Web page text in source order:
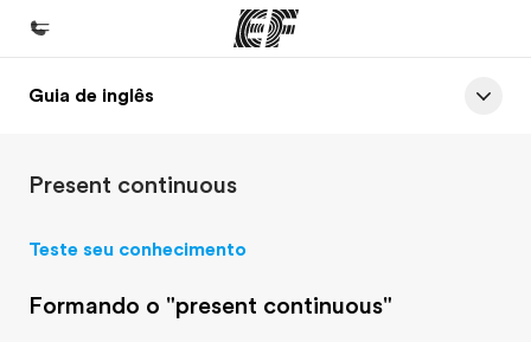
Início
Programas
Guia de inglês
Present continuous
Teste seu conhecimento
Formando o "present continuous"